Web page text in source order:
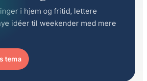
i hjem og fritid, lettere
idéer til weekender med mere
tema